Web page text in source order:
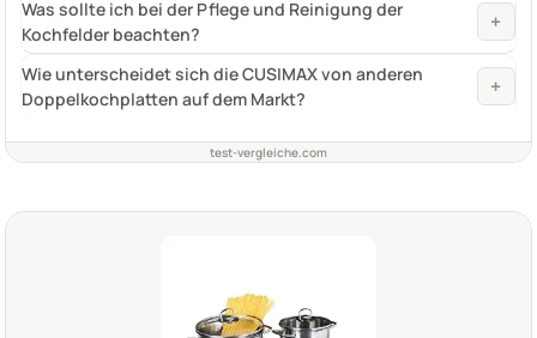
Was sollte ich bei der Pflege und Reinigung der
Kochfelder beachten?
+
Wie unterscheidet sich die CUSIMAX von anderen
Doppelkochplatten auf dem Markt?
+
test-vergleiche.com